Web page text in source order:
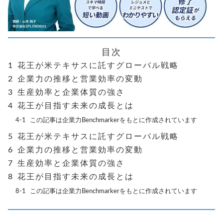
目次
花王が米テキサスに託すグローバル戦略
企業力の推移と営業効率の変動
生産効率と企業体質の強さ
花王が目指す未来の成長とは
この記事は企業力Benchmarkerをもとに作成されています
花王が米テキサスに託すグローバル戦略
企業力の推移と営業効率の変動
生産効率と企業体質の強さ
花王が目指す未来の成長とは
この記事は企業力Benchmarkerをもとに作成されています